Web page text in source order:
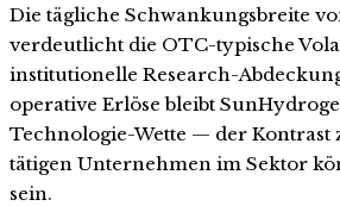
Die tägliche Schwankungsbreite
verdeutlicht die OTC-typische
institutionelle Research-
operative Erlöse bleibt
Technologie-Wette — der Kontrast
tätigen Unternehmen im Sektor
sein.